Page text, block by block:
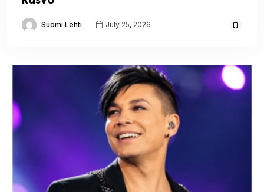
Suomi Lehti July 25, 2026